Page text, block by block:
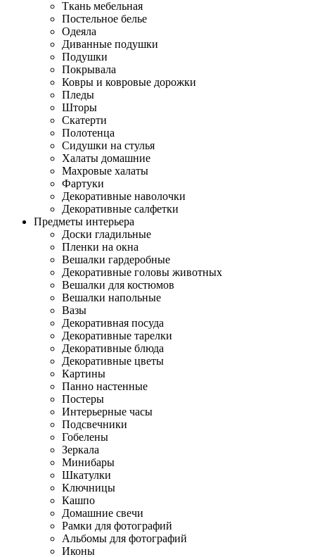
Ткань мебельная
Постельное белье
Одеяла
Диванные подушки
Подушки
Покрывала
Ковры и ковровые дорожки
Пледы
Шторы
Скатерти
Полотенца
Сидушки на стулья
Халаты домашние
Махровые халаты
Фартуки
Декоративные наволочки
Декоративные салфетки
Предметы интерьера
Доски гладильные
Пленки на окна
Вешалки гардеробные
Декоративные головы животных
Вешалки для костюмов
Вешалки напольные
Вазы
Декоративная посуда
Декоративные тарелки
Декоративные блюда
Декоративные цветы
Картины
Панно настенные
Постеры
Интерьерные часы
Подсвечники
Гобелены
Зеркала
Минибары
Шкатулки
Ключницы
Кашпо
Домашние свечи
Рамки для фотографий
Альбомы для фотографий
Иконы